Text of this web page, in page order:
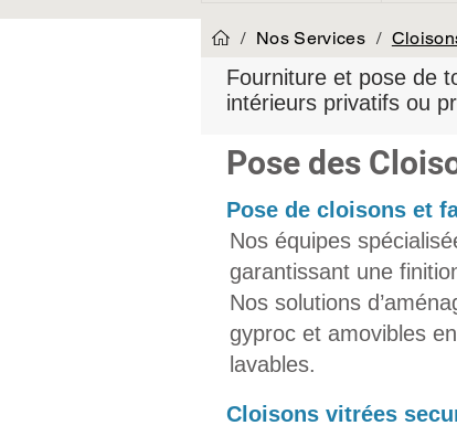
Fourniture et pose de
intérieurs privatifs ou
/ Nos Services /
Pose des
Pose de cloisons et
Nos équipes
garantissant une
Nos solutions
gyproc et amovibles
lavables.
​Cloisons vitrées